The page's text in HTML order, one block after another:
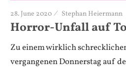
28. June 2020 Stephan Heiermann
Horror-Unfall auf
Zu einem wirklich
vergangenen Donnerstag auf